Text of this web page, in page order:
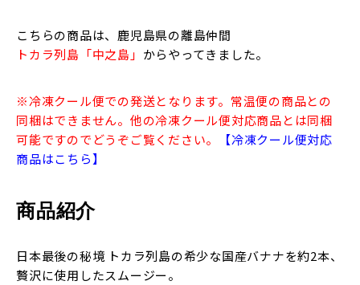
こちらの商品は、鹿児島県の離島仲間
トカラ列島「中之島」 からやってきました。
※冷凍クール便での発送となります。常温便の商品との
同梱はできません。他の冷凍クール便対応商品とは同梱
可能ですのでどうぞご覧ください。
【冷凍クール便対応
商品はこちら】
商品紹介
日本最後の秘境 トカラ列島の希少な国産バナナを約2本、
贅沢に使用したスムージー。